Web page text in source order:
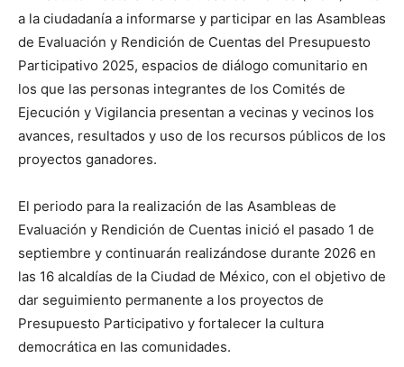
a la ciudadanía a informarse y participar en las Asambleas
de Evaluación y Rendición de Cuentas del Presupuesto
Participativo 2025, espacios de diálogo comunitario en
los que las personas integrantes de los Comités de
Ejecución y Vigilancia presentan a vecinas y vecinos los
avances, resultados y uso de los recursos públicos de los
proyectos ganadores.
El periodo para la realización de las Asambleas de
Evaluación y Rendición de Cuentas inició el pasado 1 de
septiembre y continuarán realizándose durante 2026 en
las 16 alcaldías de la Ciudad de México, con el objetivo de
dar seguimiento permanente a los proyectos de
Presupuesto Participativo y fortalecer la cultura
democrática en las comunidades.